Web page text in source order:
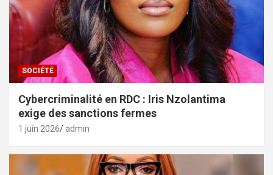
SOCIÉTÉ
Cybercriminalité en RDC : Iris Nzolantima
exige des sanctions fermes
1 juin 2026 admin